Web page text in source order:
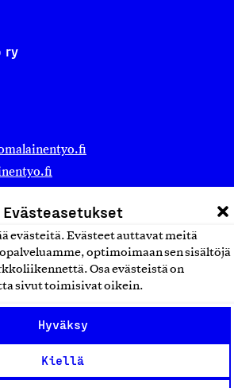
Evästeasetukset
evästeitä. Evästeet auttavat meitä
optimoimaan sen sisältöjä
Osa evästeistä on
sivut toimisivat oikein.
Hyväksy
Kiellä
ry